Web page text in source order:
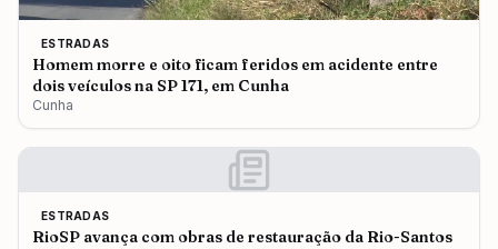
ESTRADAS
Homem morre e oito ficam feridos em acidente entre
dois veículos na SP 171, em Cunha
Cunha
ESTRADAS
RioSP avança com obras de restauração da Rio-Santos